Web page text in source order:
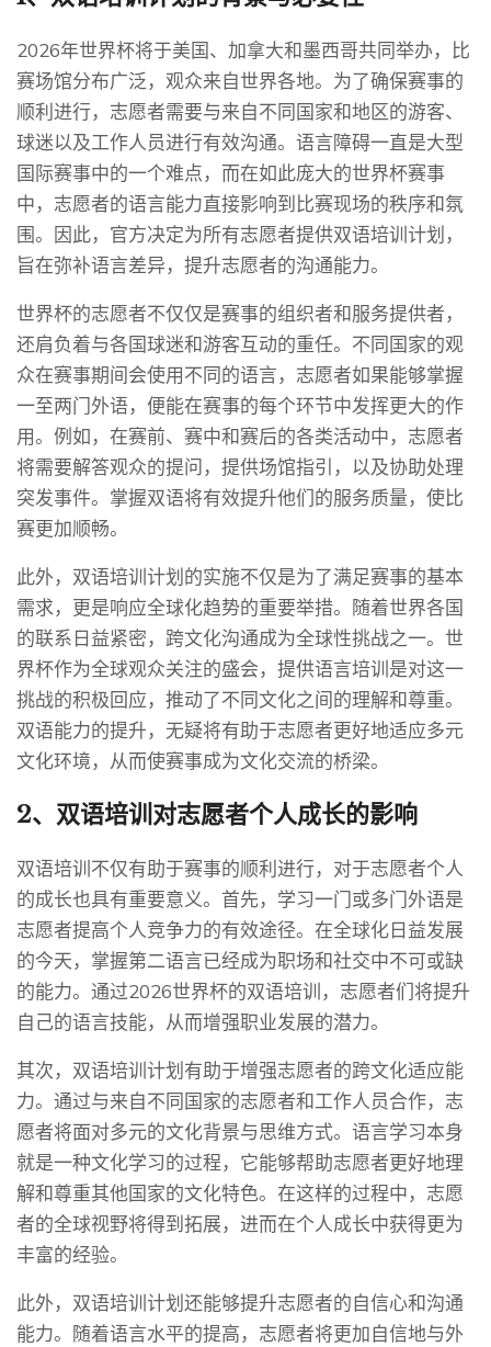
2026年世界杯将于美国、加拿大和墨西哥共同举办，比
赛场馆分布广泛，观众来自世界各地。为了确保赛事的
顺利进行，志愿者需要与来自不同国家和地区的游客、
球迷以及工作人员进行有效沟通。语言障碍一直是大型
国际赛事中的一个难点，而在如此庞大的世界杯赛事
中，志愿者的语言能力直接影响到比赛现场的秩序和氛
围。因此，官方决定为所有志愿者提供双语培训计划，
旨在弥补语言差异，提升志愿者的沟通能力。
世界杯的志愿者不仅仅是赛事的组织者和服务提供者，
还肩负着与各国球迷和游客互动的重任。不同国家的观
众在赛事期间会使用不同的语言，志愿者如果能够掌握
一至两门外语，便能在赛事的每个环节中发挥更大的作
用。例如，在赛前、赛中和赛后的各类活动中，志愿者
将需要解答观众的提问，提供场馆指引，以及协助处理
突发事件。掌握双语将有效提升他们的服务质量，使比
赛更加顺畅。
此外，双语培训计划的实施不仅是为了满足赛事的基本
需求，更是响应全球化趋势的重要举措。随着世界各国
的联系日益紧密，跨文化沟通成为全球性挑战之一。世
界杯作为全球观众关注的盛会，提供语言培训是对这一
挑战的积极回应，推动了不同文化之间的理解和尊重。
双语能力的提升，无疑将有助于志愿者更好地适应多元
文化环境，从而使赛事成为文化交流的桥梁。
2、双语培训对志愿者个人成长的影响
双语培训不仅有助于赛事的顺利进行，对于志愿者个人
的成长也具有重要意义。首先，学习一门或多门外语是
志愿者提高个人竞争力的有效途径。在全球化日益发展
的今天，掌握第二语言已经成为职场和社交中不可或缺
的能力。通过2026世界杯的双语培训，志愿者们将提升
自己的语言技能，从而增强职业发展的潜力。
其次，双语培训计划有助于增强志愿者的跨文化适应能
力。通过与来自不同国家的志愿者和工作人员合作，志
愿者将面对多元的文化背景与思维方式。语言学习本身
就是一种文化学习的过程，它能够帮助志愿者更好地理
解和尊重其他国家的文化特色。在这样的过程中，志愿
者的全球视野将得到拓展，进而在个人成长中获得更为
丰富的经验。
此外，双语培训计划还能够提升志愿者的自信心和沟通
能力。随着语言水平的提高，志愿者将更加自信地与外